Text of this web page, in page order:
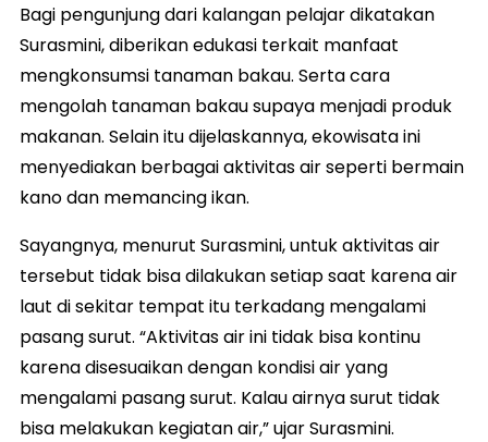
Bagi pengunjung dari kalangan pelajar dikatakan
Surasmini, diberikan edukasi terkait manfaat
mengkonsumsi tanaman bakau. Serta cara
mengolah tanaman bakau supaya menjadi produk
makanan. Selain itu dijelaskannya, ekowisata ini
menyediakan berbagai aktivitas air seperti bermain
kano dan memancing ikan.
Sayangnya, menurut Surasmini, untuk aktivitas air
tersebut tidak bisa dilakukan setiap saat karena air
laut di sekitar tempat itu terkadang mengalami
pasang surut. “Aktivitas air ini tidak bisa kontinu
karena disesuaikan dengan kondisi air yang
mengalami pasang surut. Kalau airnya surut tidak
bisa melakukan kegiatan air,” ujar Surasmini.